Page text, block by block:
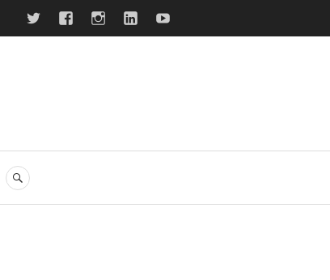
twitterfacebookInstagram
LinkedIn
RECHERCHE